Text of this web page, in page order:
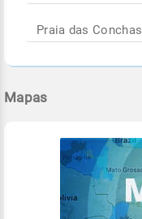
Praia das Conchas
Mapas